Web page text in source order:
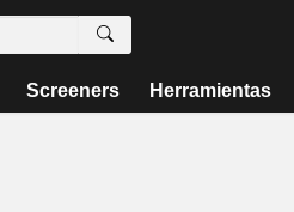
Screeners Herramientas